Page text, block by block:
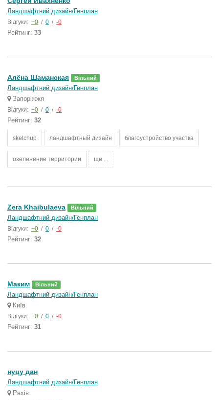
Ландшафтний дизайн/Генплан
Відгуки: +0 / 0 / -0
Рейтинг: 33
Алёна Шаманская Вільний
Ландшафтний дизайн/Генплан
Запоріжжя
Відгуки: +0 / 0 / -0
Рейтинг: 32
sketchup ландшафтный дизайн благоустройство участка
озеленение территории ще ...
Zera Khaibulaeva Вільний
Ландшафтний дизайн/Генплан
Відгуки: +0 / 0 / -0
Рейтинг: 32
Маким Вільний
Ландшафтний дизайн/Генплан
Київ
Відгуки: +0 / 0 / -0
Рейтинг: 31
нуцу дан
Ландшафтний дизайн/Генплан
Рахів